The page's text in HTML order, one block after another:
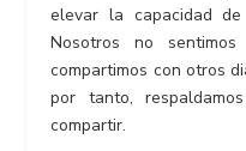
elevar la capacidad
Nosotros no
compartimos con otros
por tanto,
compartir.